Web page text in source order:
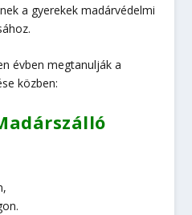
a gyerekek madárvédelmi
évben megtanulják a
közben: